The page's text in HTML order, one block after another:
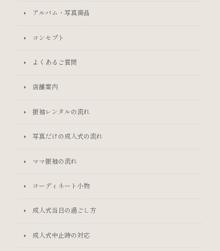
アルバム・写真商品
コンセプト
よくあるご質問
店舗案内
振袖レンタルの流れ
写真だけの成人式の流れ
ママ振袖の流れ
コーディネート小物
成人式当日の過ごし方
成人式中止時の対応